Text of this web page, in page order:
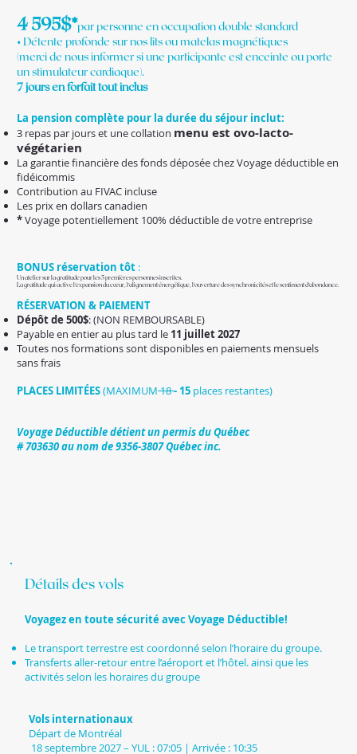
4 595$*par personne en occupation double standard
• Détente profonde sur nos lits ou matelas magnétiques
(merci de nous informer si une participante est enceinte ou porte
un stimulateur cardiaque).
7 jours en forfait tout inclus
La pension complète pour la durée du séjour inclut:
3 repas par jours et une collation menu est ovo-lacto-
végétarien
La garantie financière des fonds déposée chez Voyage déductible en
fidéicommis
Contribution au FIVAC incluse
Les prix en dollars canadien
*Voyage potentiellement 100% déductible de votre entreprise
BONUS réservation tôt :
Un atelier sur la gratitude pour les 5 premières personnes inscrites.
La gratitude qui active l’expansion du cœur, l’alignement énergétique, l’ouverture des synchronicités et le sentiment d’abondance.
RÉSERVATION & PAIEMENT
Dépôt de 500$: (NON REMBOURSABLE)
Payable en entier au plus tard le 11 juillet 2027
Toutes nos formations sont disponibles en paiements mensuels
sans frais
PLACES LIMITÉES(MAXIMUM18- 15 places restantes)
Voyage Déductible détient un permis du Québec
# 703630 au nom de 9356-3807 Québec inc.
Détails des vols
Voyagez en toute sécurité avec Voyage Déductible!
Le transport terrestre est coordonné selon l’horaire du groupe.
Transferts aller-retour entre l’aéroport et l’hôtel. ainsi que les
activités selon les horaires du groupe
Vols internationaux
Départ de Montréal
18 septembre 2027 – YUL : 07:05 | Arrivée : 10:35